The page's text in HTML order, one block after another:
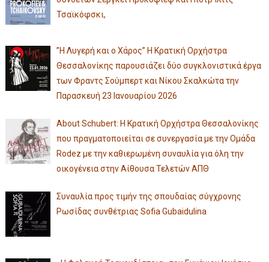
Τσαϊκόφσκι,
”Η Λυγερή και ο Χάρος” Η Κρατική Ορχήστρα
Θεσσαλονίκης παρουσιάζει δύο συγκλονιστικά έργα
των Φραντς Σούμπερτ και Νίκου Σκαλκώτα την
Παρασκευή 23 Ιανουαρίου 2026
About Schubert: Η Κρατική Ορχήστρα Θεσσαλονίκης
που πραγματοποιείται σε συνεργασία με την Ομάδα
Rodez με την καθιερωμένη συναυλία για όλη την
οικογένεια στην Αίθουσα Τελετών ΑΠΘ
Συναυλία προς τιμήν της σπουδαίας σύγχρονης
Ρωσίδας συνθέτριας Sofia Gubaidulina